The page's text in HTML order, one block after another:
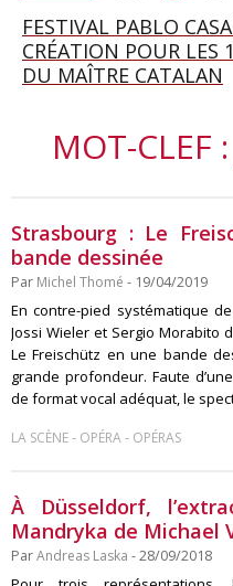
SAINT FRANÇOIS
SOIRÉE IMMENSE
CASTELLUCCI ET
FESTIVAL PABLO
CRÉATION POUR LES
DU MAÎTRE CATALAN
A BAYREUTH, LE
WAGNÉRIEN GÉNÉRÉ
BETSY JOLAS FÊTE
ANNIVERSAIRE
GEORGE BENJAMIN :
CETTE EXIGENCE DE
MOT-CLEF
Strasbourg : Le
bande dessinée
Par Michel Thomé - 19/04/2019
En contre-pied systématique
Jossi Wieler et Sergio Morabito
Le Freischütz en une bande
grande profondeur. Faute
de format vocal adéquat, le
LA SCÈNE- OPÉRA- OPÉRAS
À Düsseldorf,
Mandryka de Michael
ParAndreas Laska - 28/09/2018